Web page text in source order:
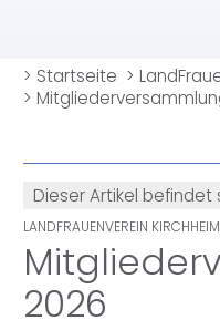
> Startseite >
>
Dieser Artikel befindet
LANDFRAUENVEREIN KIRCHHEIM
2026